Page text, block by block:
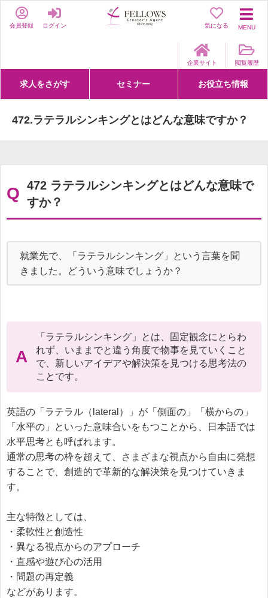
会員登録 ログイン 気になる MENU
企業サイト 閲覧履歴
求人をさがす
詳細条件からさがす
求人特集からさがす
セミナー
セミナーをさがす
クリエイティブNEXT
クリエイターズファーム
e-ラーニング
Fellows Creative Academy
企業研修
お役立ち情報
お役立ち情報一覧
聞くは一時、聞かぬは一生
クリエイターのお仕事図鑑
クリエイターの声
企業様向けお役立ち情報
472.ラテラルシンキングとはどんな意味ですか？
Q 472 ラテラルシンキングとはどんな意味で
すか？
就業先で、「ラテラルシンキング」という言葉を聞
きました。どういう意味でしょうか？
A
「ラテラルシンキング」とは、固定観念にとらわ
れず、いままでと違う角度で物事を見ていくこと
で、新しいアイデアや解決策を見つける思考法の
ことです。
英語の「ラテラル（lateral）」が「側面の」「横からの」
「水平の」といった意味合いをもつことから、日本語では
水平思考とも呼ばれます。
通常の思考の枠を超えて、さまざまな視点から自由に発想
することで、創造的で革新的な解決策を見つけていきま
す。
主な特徴としては、
・柔軟性と創造性
・異なる視点からのアプローチ
・直感や遊び心の活用
・問題の再定義
などがあります。